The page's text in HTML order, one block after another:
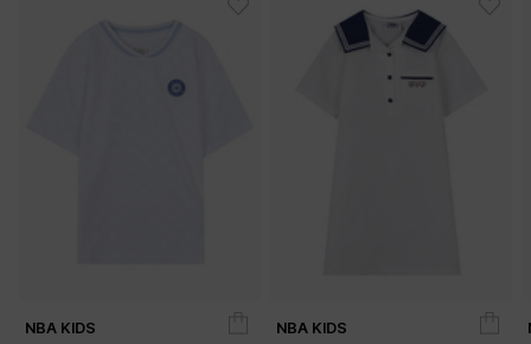
NBA KIDS
NBA KIDS